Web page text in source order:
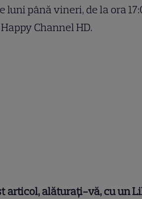
luni până vineri, de la ora
Channel HD.
articol, alăturați-vă, cu un